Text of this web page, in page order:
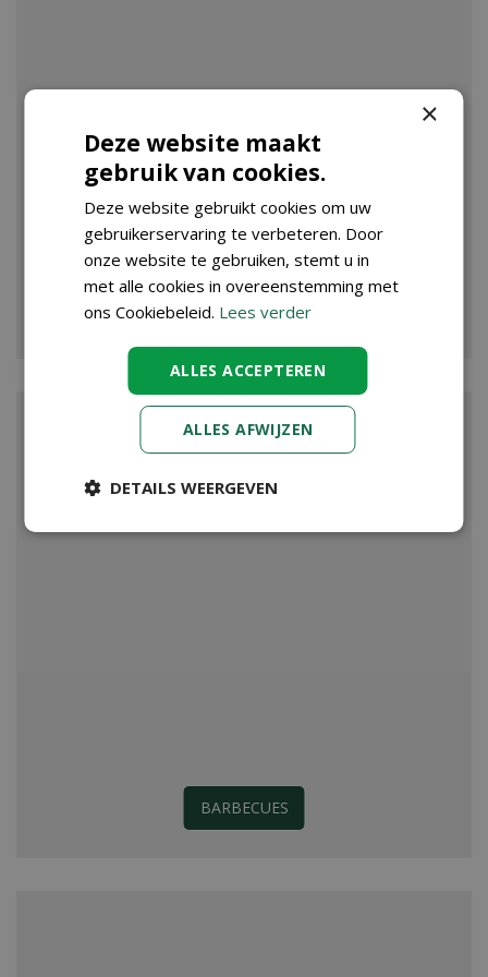
VIJVER
BARBECUES
×
Deze website maakt
gebruik van cookies.
Deze website gebruikt cookies om uw
gebruikerservaring te verbeteren. Door
onze website te gebruiken, stemt u in
met alle cookies in overeenstemming met
ons Cookiebeleid. Lees verder
ALLES ACCEPTEREN
ALLES AFWIJZEN
DETAILS WEERGEVEN